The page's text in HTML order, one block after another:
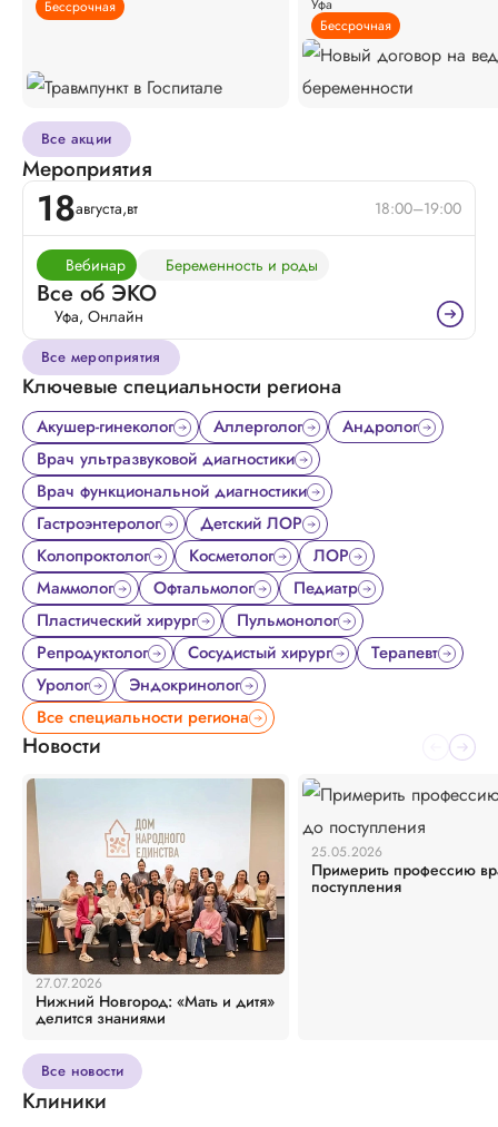
Бессрочная
Уфа
Бессрочная
Все акции
Мероприятия
18августа,вт 18:00–19:00
Вебинар Беременность и роды
Все об ЭКО
Уфа, Онлайн
Все мероприятия
Ключевые специальности региона
Акушер-гинеколог Аллерголог
Андролог
Врач ультразвуковой диагностики
Врач функциональной диагностики
Гастроэнтеролог
Детский ЛОР
Колопроктолог
Косметолог
ЛОР
Маммолог
Офтальмолог
Педиатр
Пластический хирург
Пульмонолог
Репродуктолог
Сосудистый хирург
Терапевт
Уролог
Эндокринолог
Все специальности региона
Новости
27.07.2026
Нижний Новгород: «Мать и дитя»
делится знаниями
25.05.2026
Примерить профессию
поступления
Все новости
Клиники